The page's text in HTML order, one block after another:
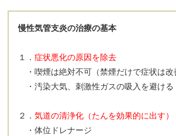
慢性気管支炎の治療の基本
１．症状悪化の原因を除去
・喫煙は絶対不可（禁煙だけで症状は改
・汚染大気、刺激性ガスの吸入を避ける
２．気道の清浄化（たんを効果的に出す）
・体位ドレナージ